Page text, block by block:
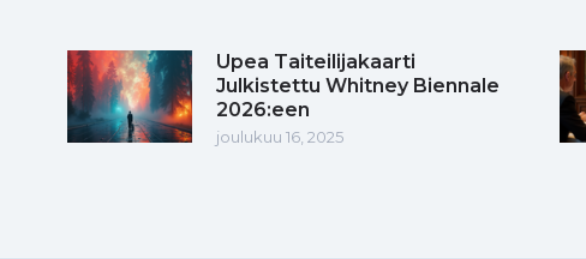
Upea Taiteilijakaarti
Julkistettu Whitney Biennale
2026:een
joulukuu 16, 2025